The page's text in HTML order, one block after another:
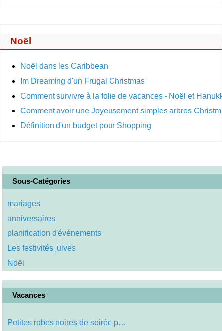
Noël
Noël dans les Caribbean
Im Dreaming d'un Frugal Christmas
Comment survivre à la folie de vacances - Noël et
Comment avoir une Joyeusement simples arbres
Définition d'un budget pour Shopping
Sous-Catégories
mariages
anniversaires
planification d'événements
Les festivités juives
Noël
Vacances
Petites robes noires de soirée pou…